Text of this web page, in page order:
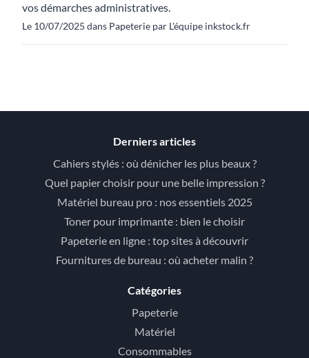
vos démarches administratives.
Le 10/07/2025 dans Papeterie par L'équipe inkstock.fr
Derniers articles
Cahiers stylés : où dénicher les plus beaux ?
Quel papier choisir pour une belle impression ?
Matériel bureau pro : nos essentiels 2025
Toner pour imprimante : bien le choisir
Papeterie en ligne : top sites à découvrir
Fournitures de bureau : où acheter malin ?
Catégories
Papeterie
Matériel
Consommables